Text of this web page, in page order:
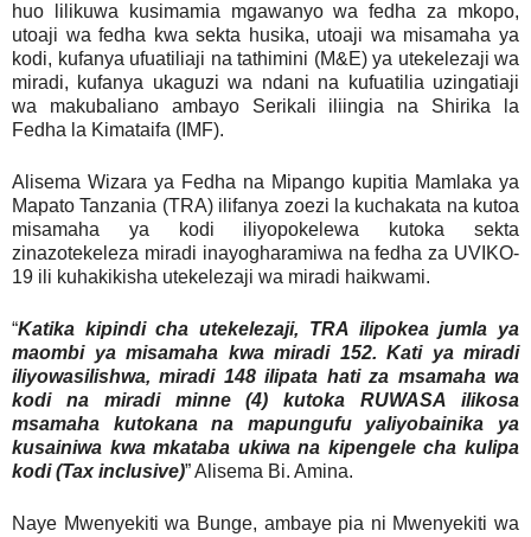
huo lilikuwa kusimamia mgawanyo wa fedha za mkopo,
utoaji wa fedha kwa sekta husika, utoaji wa misamaha ya
kodi, kufanya ufuatiliaji na tathimini (M&E) ya utekelezaji wa
miradi, kufanya ukaguzi wa ndani na kufuatilia uzingatiaji
wa makubaliano ambayo Serikali iliingia na Shirika la
Fedha la Kimataifa (IMF).
Alisema Wizara ya Fedha na Mipango kupitia Mamlaka ya
Mapato Tanzania (TRA) ilifanya zoezi la kuchakata na kutoa
misamaha ya kodi iliyopokelewa kutoka sekta
zinazotekeleza miradi inayogharamiwa na fedha za UVIKO-
19 ili kuhakikisha utekelezaji wa miradi haikwami.
“Katika kipindi cha utekelezaji, TRA ilipokea jumla ya
maombi ya misamaha kwa miradi 152. Kati ya miradi
iliyowasilishwa, miradi 148 ilipata hati za msamaha wa
kodi na miradi minne (4) kutoka RUWASA ilikosa
msamaha kutokana na mapungufu yaliyobainika ya
kusainiwa kwa mkataba ukiwa na kipengele cha kulipa
kodi (Tax inclusive)” Alisema Bi. Amina.
Naye Mwenyekiti wa Bunge, ambaye pia ni Mwenyekiti wa